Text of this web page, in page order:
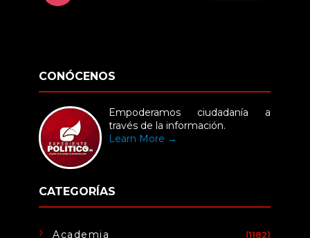
CONÓCENOS
Empoderamos ciudadanía a
través de la información.
Learn More →
CATEGORÍAS
Academia (1182)